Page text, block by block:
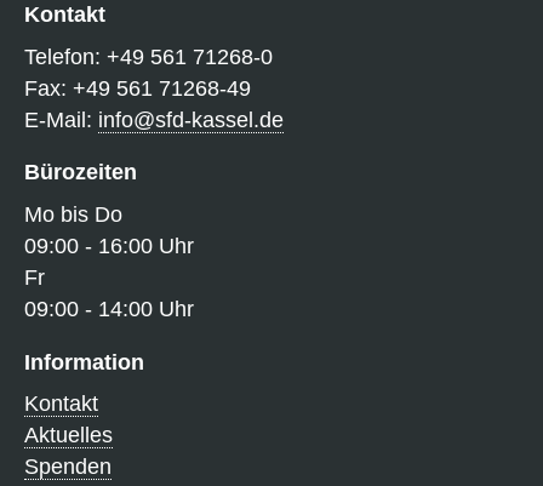
Kontakt
Telefon: +49 561 71268-0
Fax: +49 561 71268-49
E-Mail: info@sfd-kassel.de
Bürozeiten
Mo bis Do
09:00 - 16:00 Uhr
Fr
09:00 - 14:00 Uhr
Information
Kontakt
Aktuelles
Spenden